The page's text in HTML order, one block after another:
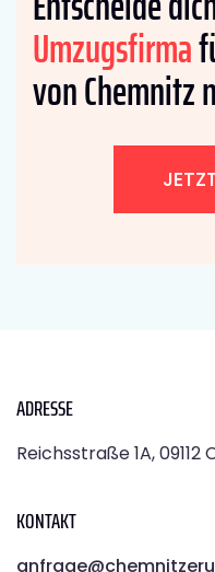
Umzugsfirma
von Chemnitz
ADRESSE
Reichsstraße 1A, 09112
KONTAKT